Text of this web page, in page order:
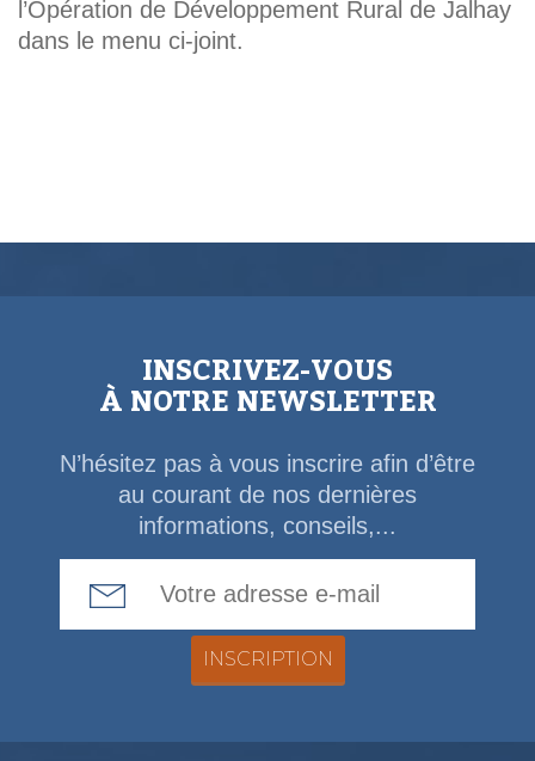
l’Opération de Développement Rural de Jalhay
dans le menu ci-joint.
INSCRIVEZ-VOUS
À NOTRE NEWSLETTER
N’hésitez pas à vous inscrire afin d’être
au courant de nos dernières
informations, conseils,...